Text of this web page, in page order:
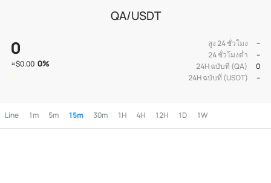
QA/USDT
0
≈$0.00 0%
สูง 24 ชั่วโมง
--
24 ชั่วโมงต่ำ
--
24H ฉบับที่ (QA)
0
24H ฉบับที่ (USDT)
--
Line 1m 5m 15m 30m 1H 4H 12H 1D 1W